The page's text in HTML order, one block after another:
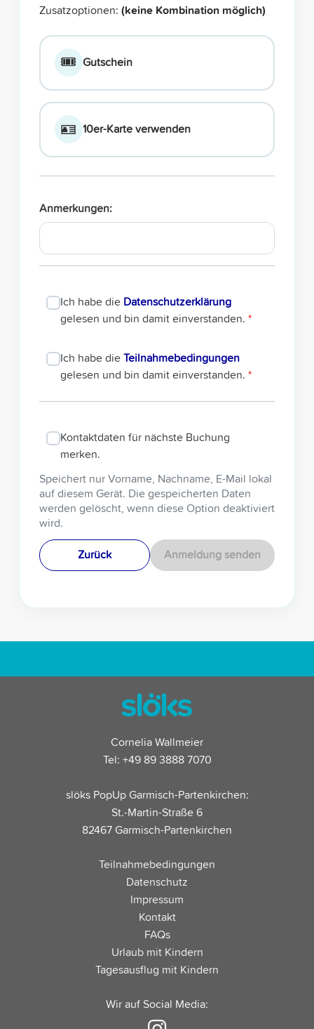
Zusatzoptionen: (keine Kombination möglich)
🎟️ Gutschein
🪪 10er-Karte verwenden
Anmerkungen:
Ich habe die Datenschutzerklärung
gelesen und bin damit einverstanden. *
Ich habe die Teilnahmebedingungen
gelesen und bin damit einverstanden. *
Kontaktdaten für nächste Buchung
merken.
Speichert nur Vorname, Nachname, E-Mail lokal
auf diesem Gerät. Die gespeicherten Daten
werden gelöscht, wenn diese Option deaktiviert
wird.
Zurück Anmeldung senden
Cornelia Wallmeier
Tel: +49 89 3888 7070
slöks PopUp Garmisch-Partenkirchen:
St.-Martin-Straße 6
82467 Garmisch-Partenkirchen
Teilnahmebedingungen
Datenschutz
Impressum
Kontakt
FAQs
Urlaub mit Kindern
Tagesausflug mit Kindern
Wir auf Social Media: